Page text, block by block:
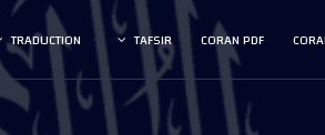
CORAN PDF
TAFSIR
TRADUCTION